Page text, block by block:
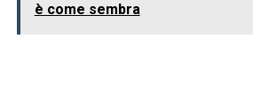
è come sembra